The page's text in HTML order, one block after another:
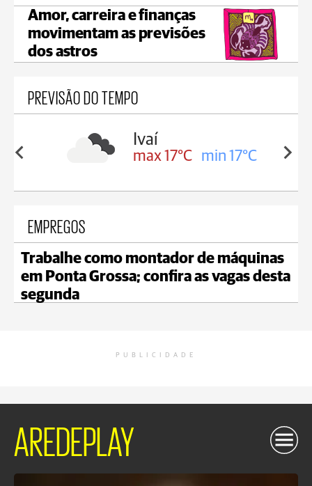
Amor, carreira e finanças
movimentam as previsões
dos astros
PREVISÃO DO TEMPO
16°C
Ivaí
max 17°C min 17°C
EMPREGOS
Trabalhe como montador de máquinas
em Ponta Grossa; confira as vagas desta
segunda
PUBLICIDADE
AREDEPLAY